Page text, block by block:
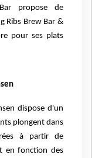
propose de
Ribs Brew Bar &
pour ses plats
dispose d'un
plongent dans
à partir de
en fonction des